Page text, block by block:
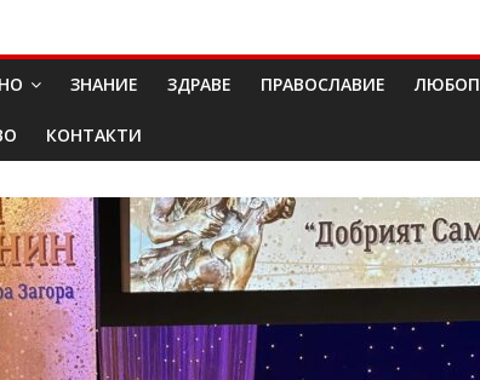
ЗНАНИЕ ЗДРАВЕ ПРАВОСЛАВИЕ
КОНТАКТИ